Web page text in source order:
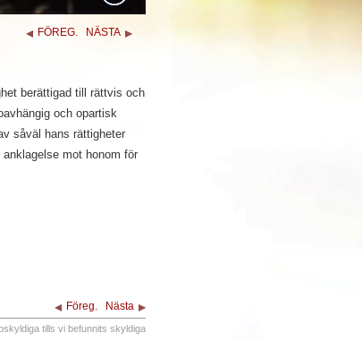
FÖREG. NÄSTA
berättigad till rättvis och
och opartisk
såväl hans rättigheter
mot honom för
Föreg. Nästa
tills vi befunnits skyldiga